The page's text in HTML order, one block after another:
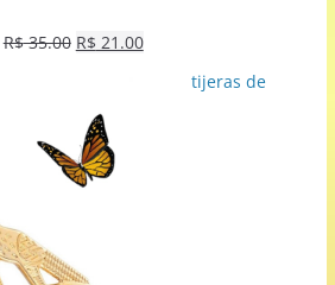
R$35.00 R$ 21.00
tijeras de